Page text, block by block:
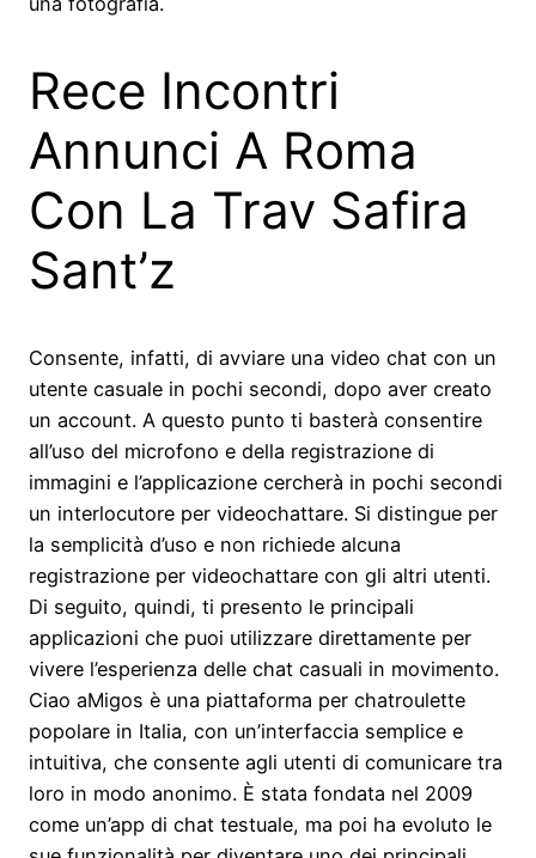
Rece Incontri
Annunci A Roma
Con La Trav Safira
Sant’z
Consente, infatti, di avviare una video chat con un
utente casuale in pochi secondi, dopo aver creato
un account. A questo punto ti basterà consentire
all’uso del microfono e della registrazione di
immagini e l’applicazione cercherà in pochi secondi
un interlocutore per videochattare. Si distingue per
la semplicità d’uso e non richiede alcuna
registrazione per videochattare con gli altri utenti.
Di seguito, quindi, ti presento le principali
applicazioni che puoi utilizzare direttamente per
vivere l’esperienza delle chat casuali in movimento.
Ciao aMigos è una piattaforma per chatroulette
popolare in Italia, con un’interfaccia semplice e
intuitiva, che consente agli utenti di comunicare tra
loro in modo anonimo. È stata fondata nel 2009
come un’app di chat testuale, ma poi ha evoluto le